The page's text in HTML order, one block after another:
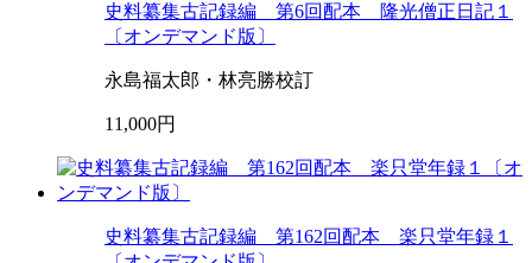
史料纂集古記録編 第6回配本 隆光僧正日記１
〔オンデマンド版〕
永島福太郎・林亮勝校訂
11,000円
史料纂集古記録編 第162回配本 楽只堂年録１